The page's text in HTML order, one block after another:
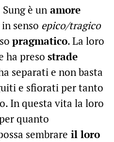
è un amore
senso epico/tragico
pragmatico. La loro
ha preso strade
separati e non basta
e sfiorati per tanto
In questa vita la loro
quanto
sembrare il loro